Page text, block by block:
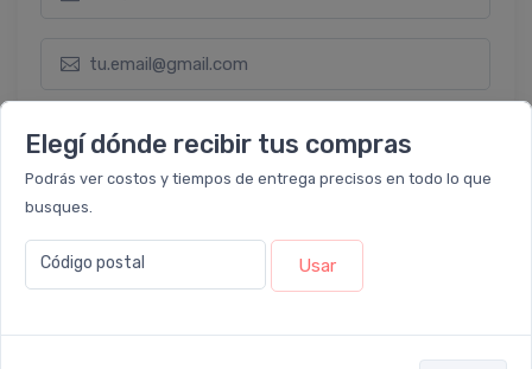
Elegí dónde recibir tus compras
Podrás ver costos y tiempos de entrega precisos en todo lo que
busques.
Código postal Usar